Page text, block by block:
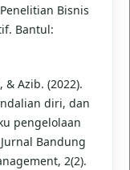
Bisnis
Bantul:
& Azib. (2022).
diri, dan
pengelolaan
Bandung
2(2).